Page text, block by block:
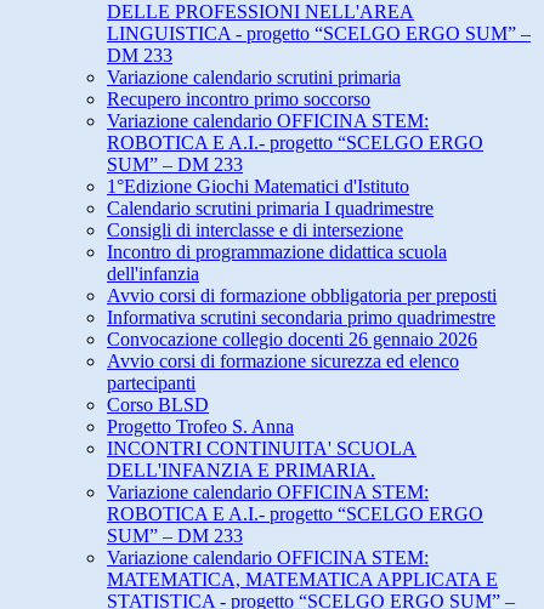
DELLE PROFESSIONI NELL'AREA
LINGUISTICA - progetto “SCELGO ERGO SUM” –
DM 233
Variazione calendario scrutini primaria
Recupero incontro primo soccorso
Variazione calendario OFFICINA STEM:
ROBOTICA E A.I.- progetto “SCELGO ERGO
SUM” – DM 233
1°Edizione Giochi Matematici d'Istituto
Calendario scrutini primaria I quadrimestre
Consigli di interclasse e di intersezione
Incontro di programmazione didattica scuola
dell'infanzia
Avvio corsi di formazione obbligatoria per preposti
Informativa scrutini secondaria primo quadrimestre
Convocazione collegio docenti 26 gennaio 2026
Avvio corsi di formazione sicurezza ed elenco
partecipanti
Corso BLSD
Progetto Trofeo S. Anna
INCONTRI CONTINUITA' SCUOLA
DELL'INFANZIA E PRIMARIA.
Variazione calendario OFFICINA STEM:
ROBOTICA E A.I.- progetto “SCELGO ERGO
SUM” – DM 233
Variazione calendario OFFICINA STEM:
MATEMATICA, MATEMATICA APPLICATA E
STATISTICA - progetto “SCELGO ERGO SUM” –